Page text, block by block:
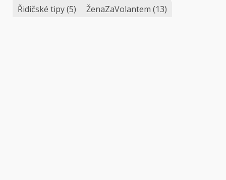
Řidičské tipy(5) ŽenaZaVolantem (13)